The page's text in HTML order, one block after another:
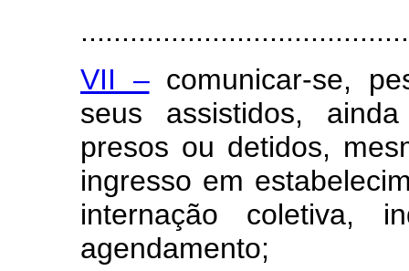
VII –comunicar-se,
seus assistidos,
presos ou detidos,
ingresso em
internação coletiva,
agendamento;